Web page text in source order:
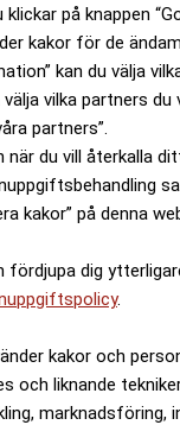
klickar på knappen
kakor för de
kan du välja
vilka partners du
partners”.
när du vill återkalla
kakor” på denna
fördjupa dig
.
kakor och
och liknande
marknadsföring,